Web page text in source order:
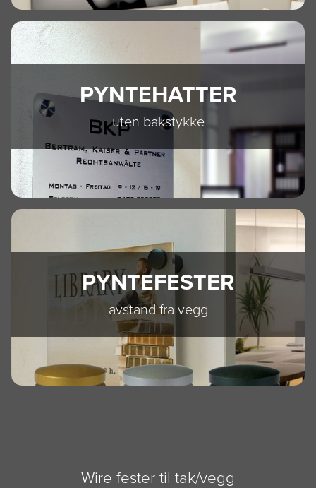
PYNTEHATTER
uten bakstykke
PYNTEFESTER
avstand fra vegg
Wire fester til tak/vegg